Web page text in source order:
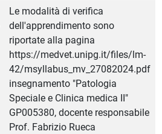
Le modalità di verifica
dell'apprendimento sono
riportate alla pagina
https://medvet.unipg.it/files/lm-
42/msyllabus_mv_27082024.pdf
insegnamento "Patologia
Speciale e Clinica medica II"
GP005380, docente responsabile
Prof. Fabrizio Rueca